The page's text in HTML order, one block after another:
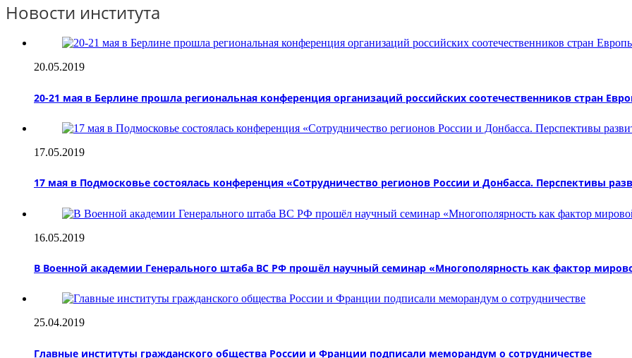
Новости института
20.05.2019
20-21 мая в Берлине прошла региональная конференция организаций российских соотечественников стран
17.05.2019
17 мая в Подмосковье состоялась конференция «Сотрудничество регионов России и Донбасса. Перспективы
16.05.2019
В Военной академии Генерального штаба ВС РФ прошёл научный семинар «Многополярность как фактор
25.04.2019
Главные институты гражданского общества России и Франции подписали меморандум о сотрудничестве